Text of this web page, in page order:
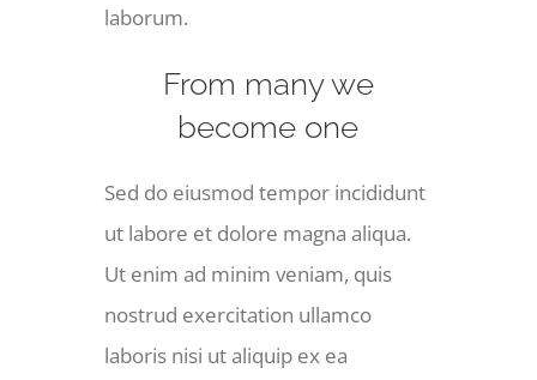
laborum.
From many we
become one
Sed do eiusmod tempor incididunt
ut labore et dolore magna aliqua.
Ut enim ad minim veniam, quis
nostrud exercitation ullamco
laboris nisi ut aliquip ex ea